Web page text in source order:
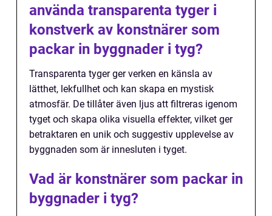
använda transparenta tyger i
konstverk av konstnärer som
packar in byggnader i tyg?
Transparenta tyger ger verken en känsla av
lätthet, lekfullhet och kan skapa en mystisk
atmosfär. De tillåter även ljus att filtreras igenom
tyget och skapa olika visuella effekter, vilket ger
betraktaren en unik och suggestiv upplevelse av
byggnaden som är innesluten i tyget.
Vad är konstnärer som packar in
byggnader i tyg?